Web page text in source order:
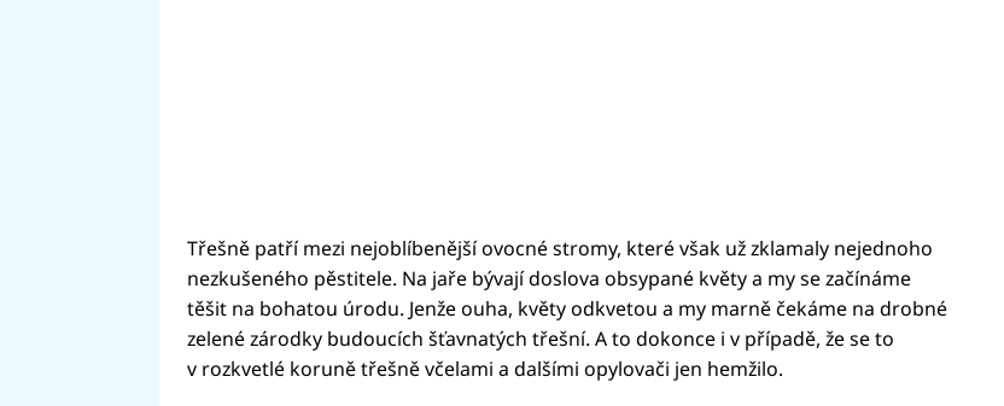
Třešně patří mezi nejoblíbenější ovocné stromy, které však už zklamaly nejednoho
nezkušeného pěstitele. Na jaře bývají doslova obsypané květy a my se začínáme
těšit na bohatou úrodu. Jenže ouha, květy odkvetou a my marně čekáme na drobné
zelené zárodky budoucích šťavnatých třešní. A to dokonce i v případě, že se to
v rozkvetlé koruně třešně včelami a dalšími opylovači jen hemžilo.